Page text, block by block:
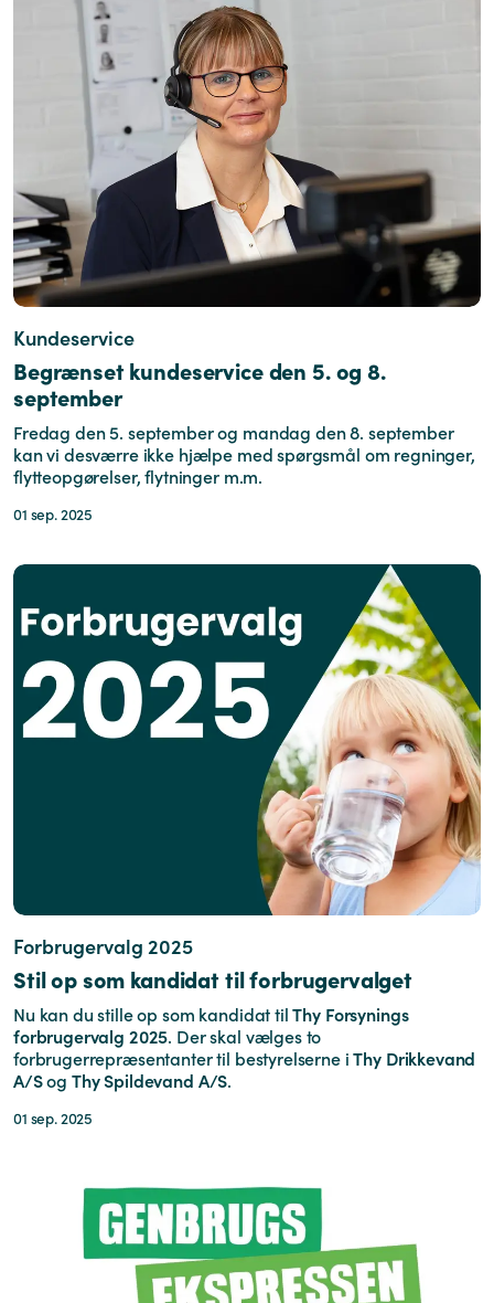
Kundeservice
Begrænset kundeservice den 5. og 8.
september
Fredag den 5. september og mandag den 8. september
kan vi desværre ikke hjælpe med spørgsmål om regninger,
flytteopgørelser, flytninger m.m.
01 sep. 2025
Forbrugervalg 2025
Stil op som kandidat til forbrugervalget
Nu kan du stille op som kandidat tilThy Forsynings
forbrugervalg 2025. Der skal vælges to
forbrugerrepræsentanter til bestyrelserne i Thy Drikkevand
A/Sog Thy Spildevand A/S.
01 sep. 2025